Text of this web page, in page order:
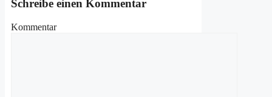
Schreibe einen Kommentar
Kommentar